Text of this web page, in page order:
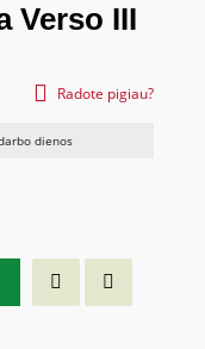
Verso III
Radote pigiau?
dienos